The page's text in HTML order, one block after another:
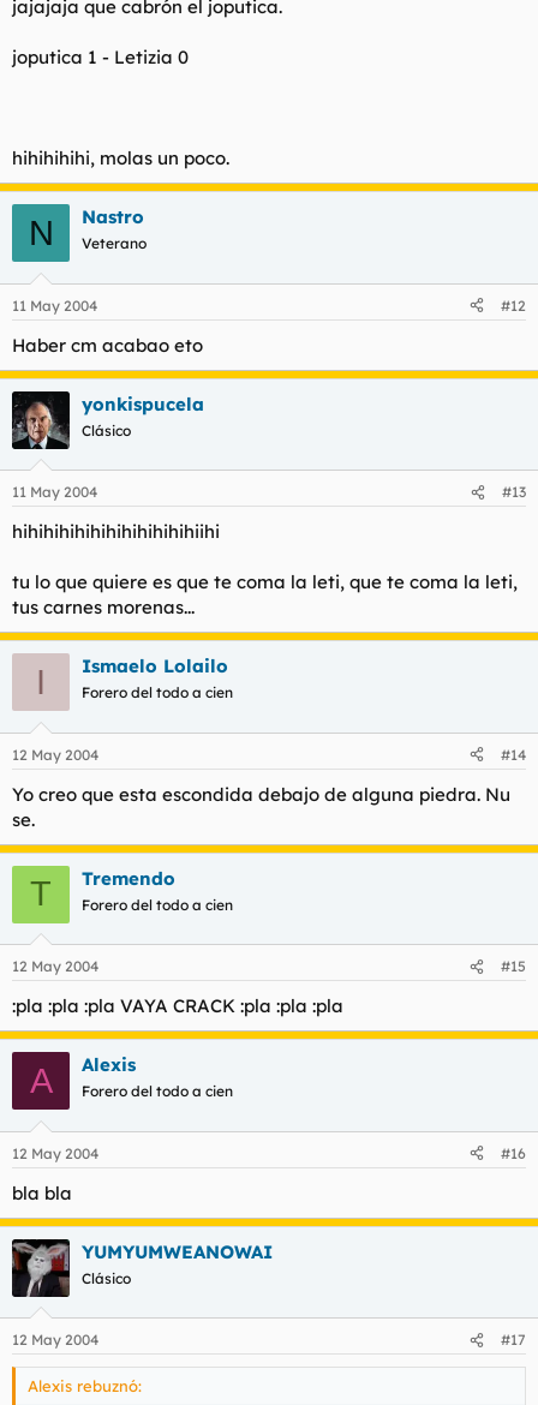
jajajaja que cabrón el joputica.
joputica 1 - Letizia 0
hihihihihi, molas un poco.
N Nastro
Veterano
11 May 2004 #12
Haber cm acabao eto
yonkispucela
Clásico
11 May 2004 #13
hihihihihihihihihihihihiihi
tu lo que quiere es que te coma la leti, que te coma la leti,
tus carnes morenas...
I Ismaelo Lolailo
Forero del todo a cien
12 May 2004 #14
Yo creo que esta escondida debajo de alguna piedra. Nu
se.
T Tremendo
Forero del todo a cien
12 May 2004 #15
:pla :pla :pla VAYA CRACK :pla :pla :pla
A Alexis
Forero del todo a cien
12 May 2004 #16
bla bla
YUMYUMWEANOWAI
Clásico
12 May 2004 #17
Alexis rebuznó: